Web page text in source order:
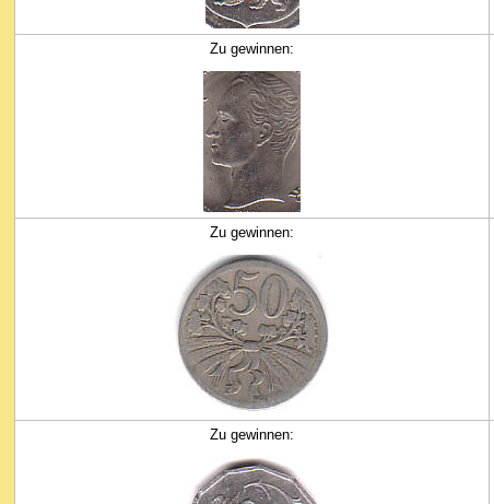
Zu gewinnen:
Zu gewinnen:
Zu gewinnen: